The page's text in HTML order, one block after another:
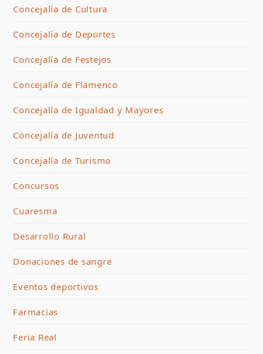
Concejalía de Cultura
Concejalía de Deportes
Concejalía de Festejos
Concejalía de Flamenco
Concejalía de Igualdad y Mayores
Concejalía de Juventud
Concejalía de Turismo
Concursos
Cuaresma
Desarrollo Rural
Donaciones de sangre
Eventos deportivos
Farmacias
Feria Real